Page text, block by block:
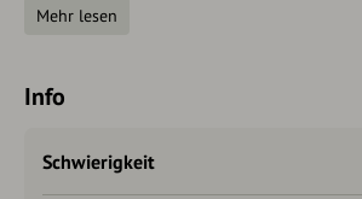
heutigen Eichstätt ein
weitgehend geregelter Selbstverwaltung
Übernachtungsmöglichkeiten, u.a. im
Mehr lesen
Info
Schwierigkeit